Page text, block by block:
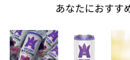
あなたにおすす